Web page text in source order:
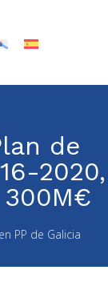
de
2020,
en PP de Galicia